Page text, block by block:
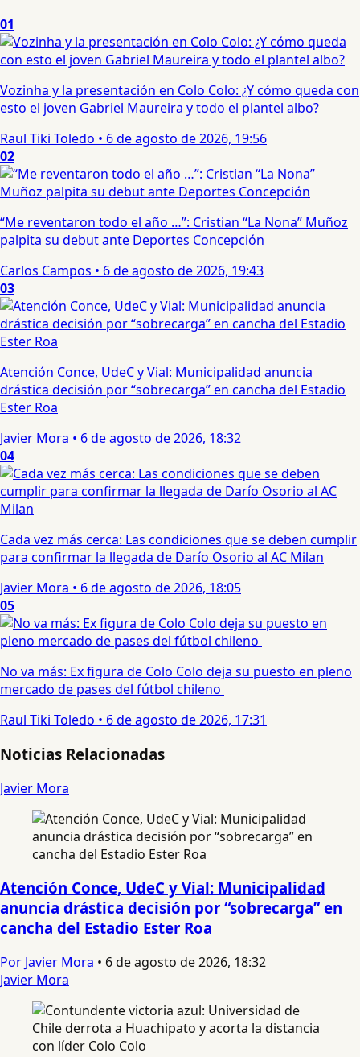
01
Vozinha y la presentación en Colo Colo: ¿Y cómo queda con
esto el joven Gabriel Maureira y todo el plantel albo?
Raul Tiki Toledo • 6 de agosto de 2026, 19:56
02
“Me reventaron todo el año …”: Cristian “La Nona” Muñoz
palpita su debut ante Deportes Concepción
Carlos Campos • 6 de agosto de 2026, 19:43
03
Atención Conce, UdeC y Vial: Municipalidad anuncia
drástica decisión por “sobrecarga” en cancha del Estadio
Ester Roa
Javier Mora • 6 de agosto de 2026, 18:32
04
Cada vez más cerca: Las condiciones que se deben cumplir
para confirmar la llegada de Darío Osorio al AC Milan
Javier Mora • 6 de agosto de 2026, 18:05
05
No va más: Ex figura de Colo Colo deja su puesto en pleno
mercado de pases del fútbol chileno
Raul Tiki Toledo • 6 de agosto de 2026, 17:31
Noticias Relacionadas
Javier Mora
Atención Conce, UdeC y Vial: Municipalidad
anuncia drástica decisión por “sobrecarga” en
cancha del Estadio Ester Roa
Por Javier Mora • 6 de agosto de 2026, 18:32
Javier Mora